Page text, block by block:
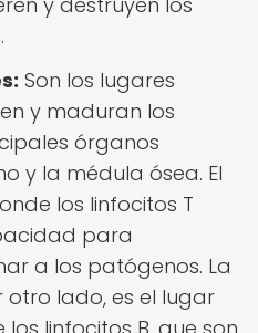
Son los lugares
y maduran los
órganos
y la médula ósea. El
los linfocitos T
para
a los patógenos. La
otro lado, es el lugar